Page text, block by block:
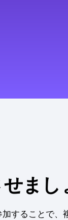
まし
することで、